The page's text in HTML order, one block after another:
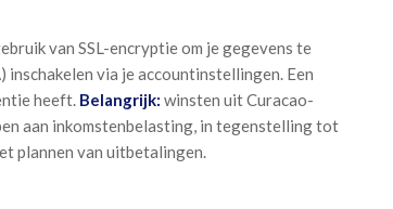
van SSL-encryptie om je gegevens te
via je accountinstellingen. Een
heeft. Belangrijk: winsten uit Curacao-
aan inkomstenbelasting, in tegenstelling tot
plannen van uitbetalingen.